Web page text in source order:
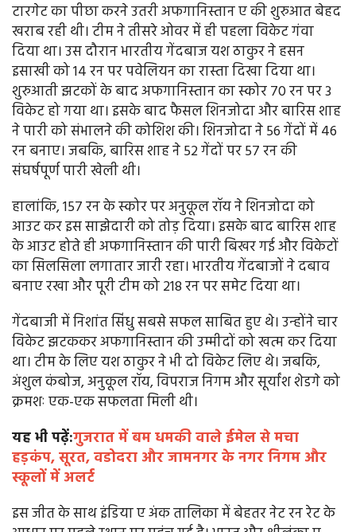
टारगेट का पीछा करने उतरी अफगानिस्तान ए की शुरुआत बेहद
खराब रही थी। टीम ने तीसरे ओवर में ही पहला विकेट गंवा
दिया था। उस दौरान भारतीय गेंदबाज यश ठाकुर ने हसन
इसाखी को 14 रन पर पवेलियन का रास्ता दिखा दिया था।
शुरुआती झटकों के बाद अफगानिस्तान का स्कोर 70 रन पर 3
विकेट हो गया था। इसके बाद फैसल शिनजोदा और बारिस शाह
ने पारी को संभालने की कोशिश की। शिनजोदा ने 56 गेंदों में 46
रन बनाए। जबकि, बारिस शाह ने 52 गेंदों पर 57 रन की
संघर्षपूर्ण पारी खेली थी।
हालांकि, 157 रन के स्कोर पर अनुकूल रॉय ने शिनजोदा को
आउट कर इस साझेदारी को तोड़ दिया। इसके बाद बारिस शाह
के आउट होते ही अफगानिस्तान की पारी बिखर गई और विकेटों
का सिलसिला लगातार जारी रहा। भारतीय गेंदबाजों ने दबाव
बनाए रखा और पूरी टीम को 218 रन पर समेट दिया था।
गेंदबाजी में निशांत सिंधु सबसे सफल साबित हुए थे। उन्होंने चार
विकेट झटककर अफगानिस्तान की उम्मीदों को खत्म कर दिया
था। टीम के लिए यश ठाकुर ने भी दो विकेट लिए थे। जबकि,
अंशुल कंबोज, अनुकूल रॉय, विपराज निगम और सूर्यांश शेडगे को
क्रमशः एक-एक सफलता मिली थी।
यह भी पढ़ें:गुजरात में बम धमकी वाले ईमेल से मचा
हड़कंप, सूरत, वडोदरा और जामनगर के नगर निगम और
स्कूलों में अलर्ट
इस जीत के साथ इंडिया ए अंक तालिका में बेहतर नेट रन रेट के